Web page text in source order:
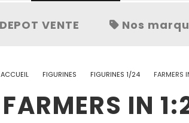
DEPOT VENTE Nos
ACCUEIL FIGURINES FIGURINES 1/24 FARMERS
FARMERS IN